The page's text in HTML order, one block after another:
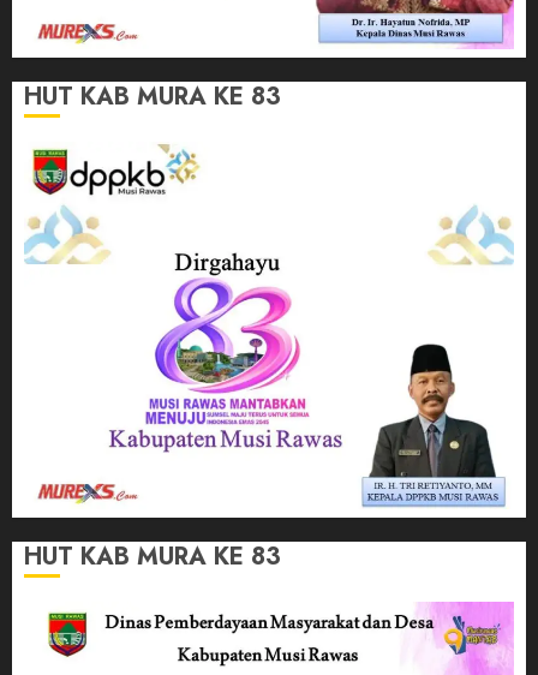
HUT KAB MURA KE 83
HUT KAB MURA KE 83